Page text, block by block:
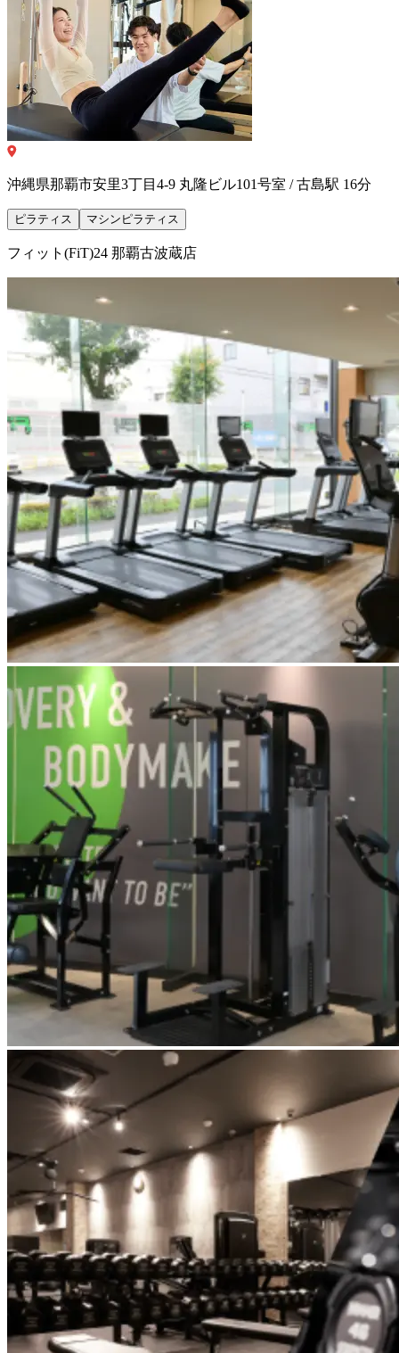
沖縄県那覇市安里3丁目4-9 丸隆ビル101号室 / 古島駅 16分
ピラティス マシンピラティス
フィット(FiT)24 那覇古波蔵店